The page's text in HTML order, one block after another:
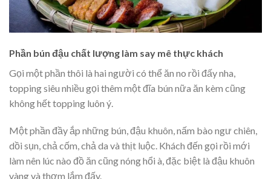
Phần bún đậu chất lượng làm say mê thực khách
Gọi một phần thôi là hai người có thể ăn no rồi đấy nha,
topping siêu nhiều gọi thêm một đĩa bún nữa ăn kèm cũng
không hết topping luôn ý.
Một phần đầy ắp những bún, đậu khuôn, nấm bào ngư chiên,
dồi sụn, chả cốm, chả da và thịt luộc. Khách đến gọi rồi mới
làm nên lúc nào đồ ăn cũng nóng hổi à, đặc biệt là đậu khuôn
vàng và thơm lắm đấy.